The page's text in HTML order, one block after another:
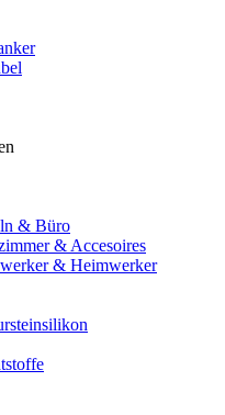
& Büro
& Accesoires
& Heimwerker